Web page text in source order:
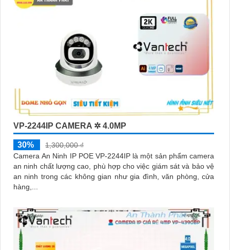
VP-2244IP CAMERA ✲ 4.0MP
30%
1,300,000 ₫
Camera An Ninh IP POE VP-2244IP là một sản phẩm camera
an ninh chất lượng cao, phù hợp cho việc giám sát và bảo vệ
an ninh trong các không gian như gia đình, văn phòng, cửa
hàng,...